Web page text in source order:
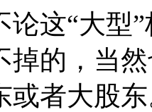
“大型”
掉的，当
或者大股